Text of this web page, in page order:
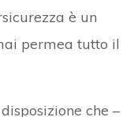
è un
permea tutto il
che –